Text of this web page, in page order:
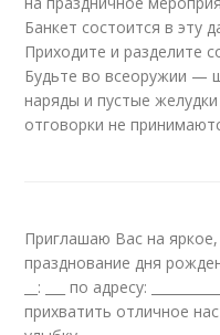
Банкет состоится в эту
Приходите и разделите
Будьте во всеоружии —
наряды и пустые
отговорки не
Приглашаю Вас на
празднование дня
__: ___ по адресу:
прихватить отличное